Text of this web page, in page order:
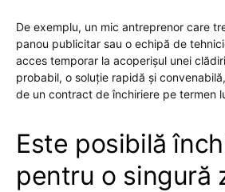
De exemplu, un mic antreprenor care
panou publicitar sau o echipă de
acces temporar la acoperișul unei
probabil, o soluție rapidă și
de un contract de închiriere pe termen
Este posibilă
pentru o singură